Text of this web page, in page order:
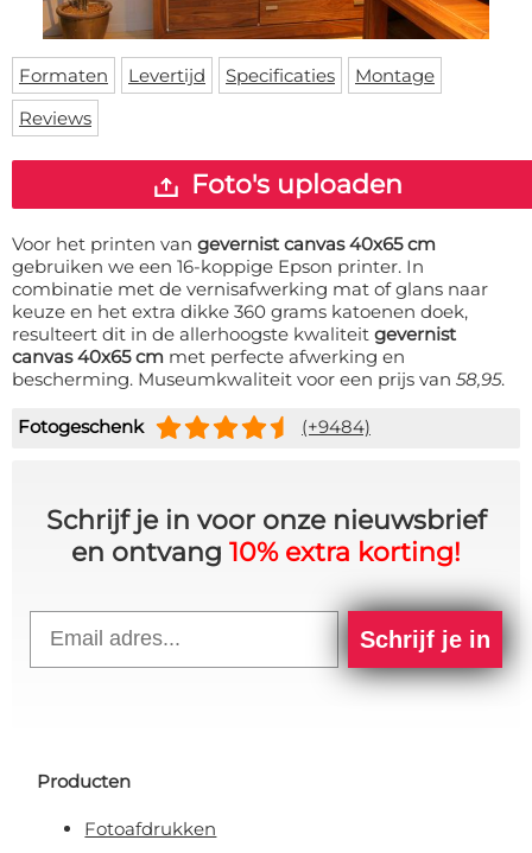
Deurmat
Vloermat
Skateboard deck
Over ons
Levertijden
Inloggen
WhatsApp
Formaten Levertijd Specificaties
Montage
Reviews
Foto's uploaden
Voor het printen van gevernist canvas 40x65 cm
gebruiken we een 16-koppige Epson printer. In
combinatie met de vernisafwerking mat of glans naar
keuze en het extra dikke 360 grams katoenen doek,
resulteert dit in de allerhoogste kwaliteit gevernist
canvas 40x65 cm met perfecte afwerking en
bescherming. Museumkwaliteit voor een prijs van 58,95.
Fotogeschenk (+9484)
Schrijf je in voor onze nieuwsbrief
en ontvang 10% extra korting!
Schrijf je in
Producten
Fotoafdrukken